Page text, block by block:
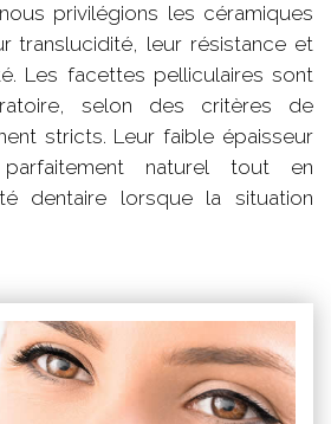
privilégions les céramiques
translucidité, leur résistance et
Les facettes pelliculaires sont
selon des critères de
stricts. Leur faible épaisseur
naturel tout en
dentaire lorsque la situation